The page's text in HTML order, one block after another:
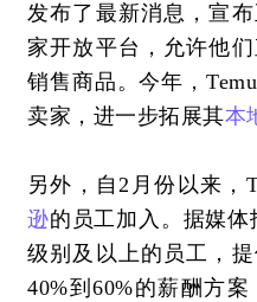
发布了最新消息，宣
家开放平台，允许他
销售商品。今年，
卖家，进一步拓展其本
另外，自2月份以来，
逊的员工加入。据媒体
级别及以上的员工，
40%到60%的薪酬方